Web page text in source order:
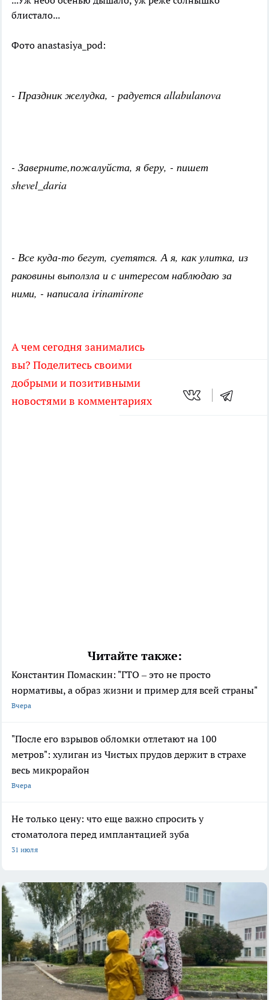
блистало...
Фото anastasiya_pod:
- Праздник желудка, - радуется allabulanova
- Заверните,пожалуйста, я беру, - пишет
shevel_daria
- Все куда-то бегут, суетятся. А я, как улитка, из
раковины выползла и с интересом наблюдаю за
ними, - написала irinamirone
А чем сегодня занимались
вы? Поделитесь своими
добрыми и позитивными
новостями в комментариях
Читайте также:
Константин Помаскин: "ГТО – это не просто
нормативы, а образ жизни и пример для всей страны"
Вчера
"После его взрывов обломки отлетают на 100
метров": хулиган из Чистых прудов держит в страхе
весь микрорайон
Вчера
Не только цену: что еще важно спросить у
стоматолога перед имплантацией зуба
31 июля